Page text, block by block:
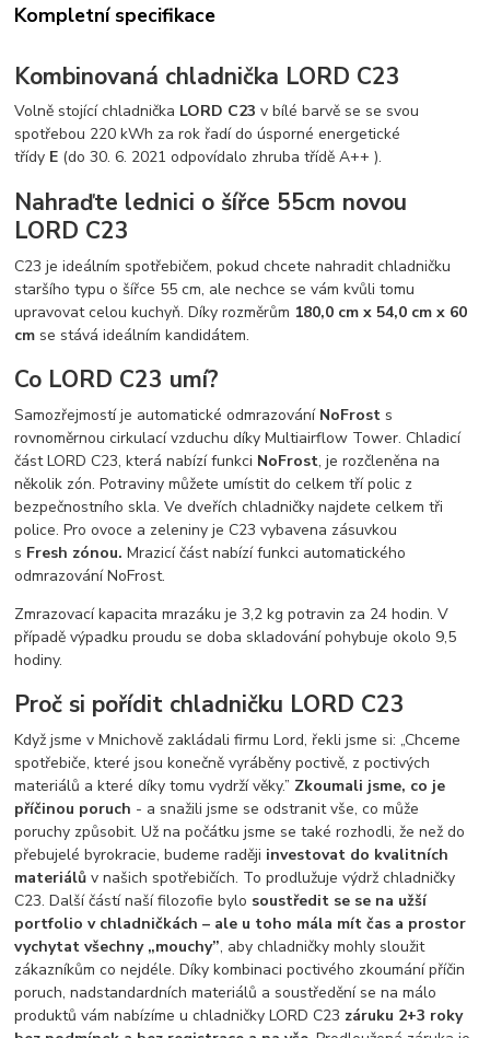
Kompletní specifikace
Kombinovaná chladnička LORD C23
Volně stojící chladnička LORD C23 v bílé barvě se se svou
spotřebou 220 kWh za rok řadí do úsporné energetické
třídy E (do 30. 6. 2021 odpovídalo zhruba třídě A++ ).
Nahraďte lednici o šířce 55cm novou
LORD C23
C23 je ideálním spotřebičem, pokud chcete nahradit chladničku
staršího typu o šířce 55 cm, ale nechce se vám kvůli tomu
upravovat celou kuchyň. Díky rozměrům 180,0 cm x 54,0 cm x 60
cm se stává ideálním kandidátem.
Co LORD C23 umí?
Samozřejmostí je automatické odmrazování NoFrost s
rovnoměrnou cirkulací vzduchu díky Multiairflow Tower. Chladicí
část LORD C23, která nabízí funkci NoFrost, je rozčleněna na
několik zón. Potraviny můžete umístit do celkem tří polic z
bezpečnostního skla. Ve dveřích chladničky najdete celkem tři
police. Pro ovoce a zeleniny je C23 vybavena zásuvkou
s Fresh zónou. Mrazicí část nabízí funkci automatického
odmrazování NoFrost.
Zmrazovací kapacita mrazáku je 3,2 kg potravin za 24 hodin. V
případě výpadku proudu se doba skladování pohybuje okolo 9,5
hodiny.
Proč si pořídit chladničku LORD C23
Když jsme v Mnichově zakládali firmu Lord, řekli jsme si: „Chceme
spotřebiče, které jsou konečně vyráběny poctivě, z poctivých
materiálů a které díky tomu vydrží věky.” Zkoumali jsme, co je
příčinou poruch - a snažili jsme se odstranit vše, co může
poruchy způsobit. Už na počátku jsme se také rozhodli, že než do
přebujelé byrokracie, budeme raději investovat do kvalitních
materiálův našich spotřebičích. To prodlužuje výdrž chladničky
C23. Další částí naší filozofie bylo soustředit se se na užší
portfolio v chladničkách – ale u toho mála mít čas a prostor
vychytat všechny „mouchy”, aby chladničky mohly sloužit
zákazníkům co nejdéle. Díky kombinaci poctivého zkoumání příčin
poruch, nadstandardních materiálů a soustředění se na málo
produktů vám nabízíme u chladničky LORD C23 záruku 2+3 roky